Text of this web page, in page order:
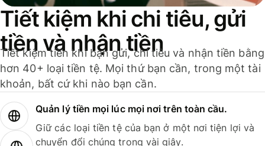
Tiết kiệm khi chi tiêu, gửi
tiền và nhận tiền
Tiết kiệm tiền khi bạn gửi, chi tiêu và nhận tiền bằng
hơn 40+ loại tiền tệ. Mọi thứ bạn cần, trong một tài
khoản, bất cứ khi nào bạn cần.
Quản lý tiền mọi lúc mọi nơi trên toàn cầu.
Giữ các loại tiền tệ của bạn ở một nơi tiện lợi và
chuyển đổi chúng trong vài giây.